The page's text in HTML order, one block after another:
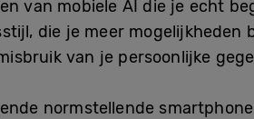
van mobiele AI die je echt
die je meer
van je persoonlijke
normstellende